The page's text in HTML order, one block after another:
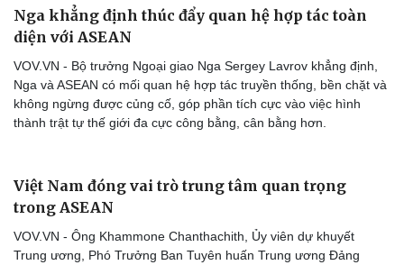
Nga khẳng định thúc đẩy quan hệ hợp tác toàn
diện với ASEAN
VOV.VN - Bộ trưởng Ngoại giao Nga Sergey Lavrov khẳng định,
Nga và ASEAN có mối quan hệ hợp tác truyền thống, bền chặt và
không ngừng được củng cố, góp phần tích cực vào việc hình
thành trật tự thế giới đa cực công bằng, cân bằng hơn.
Việt Nam đóng vai trò trung tâm quan trọng
trong ASEAN
VOV.VN - Ông Khammone Chanthachith, Ủy viên dự khuyết
Trung ương, Phó Trưởng Ban Tuyên huấn Trung ương Đảng